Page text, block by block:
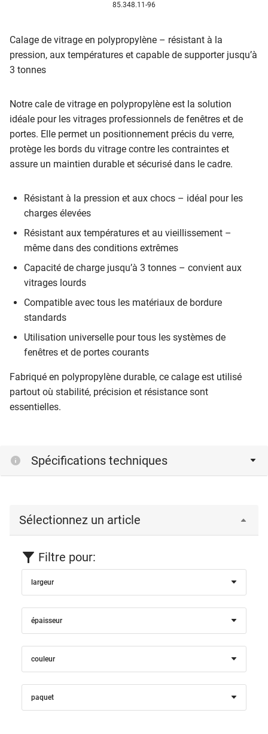
85.348.11-96
Calage de vitrage en polypropylène – résistant à la
pression, aux températures et capable de supporter jusqu’à
3 tonnes
Notre cale de vitrage en polypropylène est la solution
idéale pour les vitrages professionnels de fenêtres et de
portes. Elle permet un positionnement précis du verre,
protège les bords du vitrage contre les contraintes et
assure un maintien durable et sécurisé dans le cadre.
Résistant à la pression et aux chocs – idéal pour les
charges élevées
Résistant aux températures et au vieillissement –
même dans des conditions extrêmes
Capacité de charge jusqu’à 3 tonnes – convient aux
vitrages lourds
Compatible avec tous les matériaux de bordure
standards
Utilisation universelle pour tous les systèmes de
fenêtres et de portes courants
Fabriqué en polypropylène durable, ce calage est utilisé
partout où stabilité, précision et résistance sont
essentielles.
Spécifications techniques
Sélectionnez un article
Filtre pour:
largeur
épaisseur
couleur
paquet